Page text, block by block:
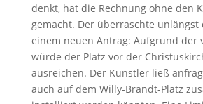
denkt, hat die Rechnung ohne den
gemacht. Der überraschte unlängst
einem neuen Antrag: Aufgrund der
würde der Platz vor der
ausreichen. Der Künstler ließ
auch auf dem Willy-Brandt-Platz